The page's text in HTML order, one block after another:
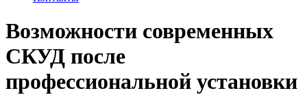
Возможности современных
СКУД после
профессиональной установки